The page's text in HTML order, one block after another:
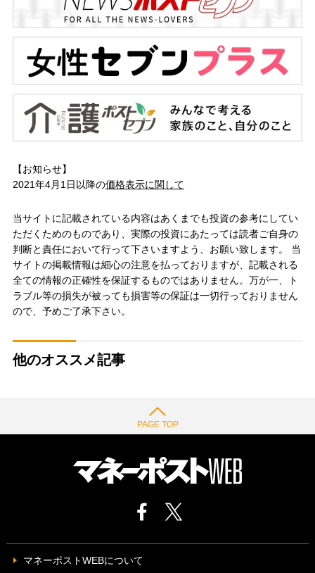
【お知らせ】
2021年4月1日以降の価格表示に関して
当サイトに記載されている内容はあくまでも投資の参考にしてい
ただくためのものであり、実際の投資にあたっては読者ご自身の
判断と責任において行って下さいますよう、お願い致します。 当
サイトの掲載情報は細心の注意を払っておりますが、記載される
全ての情報の正確性を保証するものではありません。万が一、ト
ラブル等の損失が被っても損害等の保証は一切行っておりません
ので、予めご了承下さい。
他のオススメ記事
PAGE TOP
マネーポストWEBについて